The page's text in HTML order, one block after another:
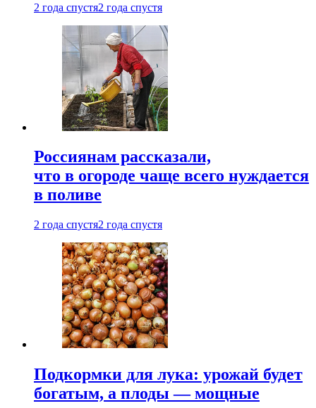
2 года спустя2 года спустя
Россиянам рассказали,
что в огороде чаще всего нуждается
в поливе
2 года спустя2 года спустя
Подкормки для лука: урожай будет
богатым, а плоды — мощные